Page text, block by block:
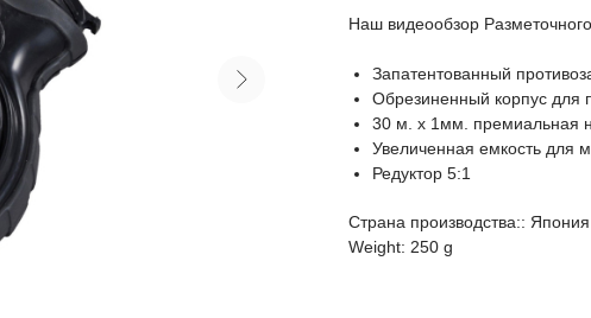
Наш видеообзор
Запатентованный
Обрезиненный корпус для
30 м. х 1мм. премиальная
Увеличенная емкость для
Редуктор 5:1
Страна производства:: Япония
Weight: 250 g